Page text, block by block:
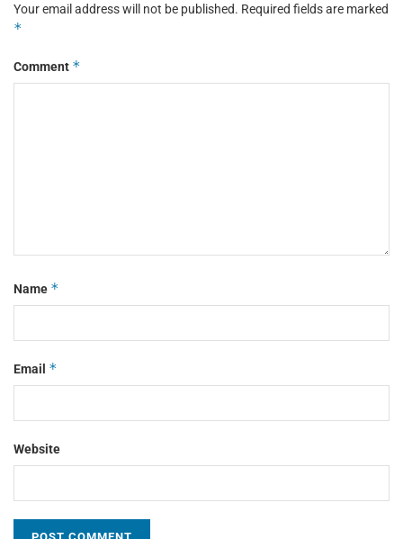
Your email address will not be published. Required fields are marked
*
Comment *
Name *
Email *
Website